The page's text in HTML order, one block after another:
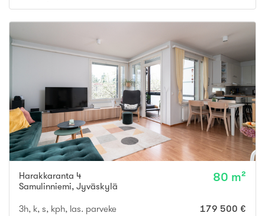
Harakkaranta 4
Samulinniemi, Jyväskylä
80 m²
3h, k, s, kph, las. parveke 179 500 €